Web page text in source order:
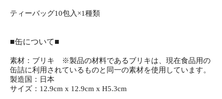
ティーバッグ10包入×1種類
■缶について■
素材：ブリキ ※製品の材料であるブリキは、現在食品用の
缶詰に利用されているものと同一の素材を使用しています。
製造国：日本
サイズ：12.9cm x 12.9cm x H5.3cm